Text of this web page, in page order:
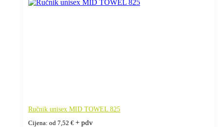
Ručnik unisex MID TOWEL 825
Cijena: od 7,52 € + pdv